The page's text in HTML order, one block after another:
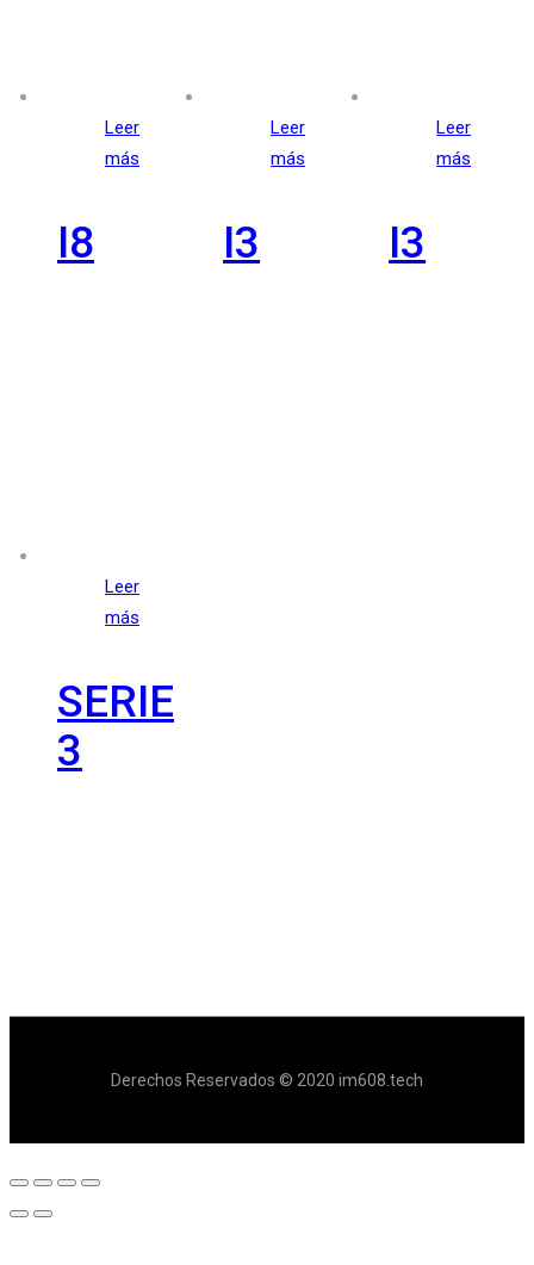
Leer
más
I8
Leer
más
I3
Leer
más
I3
Leer
más
SERIE
3
Derechos Reservados © 2020 im608.tech